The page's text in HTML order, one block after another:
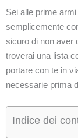
Sei alle prime
semplicemente
sicuro di non aver
troverai una lista
portare con te in
necessarie prima
Indice dei